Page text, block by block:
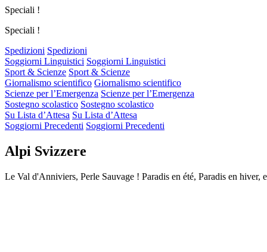
Speciali !
Speciali !
Spedizioni Spedizioni
Soggiorni Linguistici Soggiorni Linguistici
Sport & Scienze Sport & Scienze
Giornalismo scientifico Giornalismo scientifico
Scienze per l’Emergenza Scienze per l’Emergenza
Sostegno scolastico Sostegno scolastico
Su Lista d’Attesa Su Lista d’Attesa
Soggiorni Precedenti Soggiorni Precedenti
Alpi Svizzere
Le Val d'Anniviers, Perle Sauvage ! Paradis en été, Paradis en hiver,